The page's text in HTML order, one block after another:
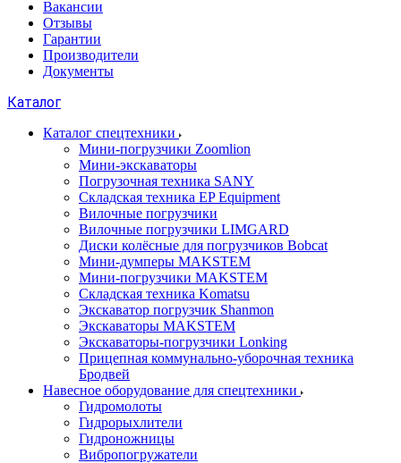
Вакансии
Отзывы
Гарантии
Производители
Документы
Каталог
Каталог спецтехники
Мини-погрузчики Zoomlion
Мини-экскаваторы
Погрузочная техника SANY
Складская техника EP Equipment
Вилочные погрузчики
Вилочные погрузчики LIMGARD
Диски колёсные для погрузчиков Bobcat
Мини-думперы MAKSTEM
Мини-погрузчики MAKSTEM
Складская техника Komatsu
Экскаватор погрузчик Shanmon
Экскаваторы MAKSTEM
Экскаваторы-погрузчики Lonking
Прицепная коммунально-уборочная техника
Бродвей
Навесное оборудование для спецтехники
Гидромолоты
Гидрорыхлители
Гидроножницы
Вибропогружатели